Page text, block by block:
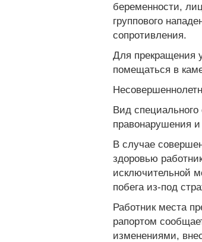
беременности,
группового
сопротивления.
Для прекращения
помещаться в
Вид
правонарушения
В случае
здоровью
исключительной
побега из-под
Работник места
рапортом
изменениями,